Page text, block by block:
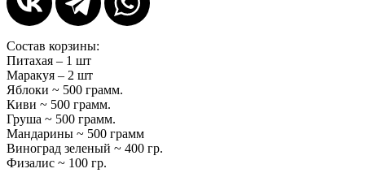
Состав корзины:
Питахая – 1 шт
Маракуя – 2 шт
Яблоки ~ 500 грамм.
Киви ~ 500 грамм.
Груша ~ 500 грамм.
Мандарины ~ 500 грамм
Виноград зеленый ~ 400 гр.
Физалис ~ 100 гр.